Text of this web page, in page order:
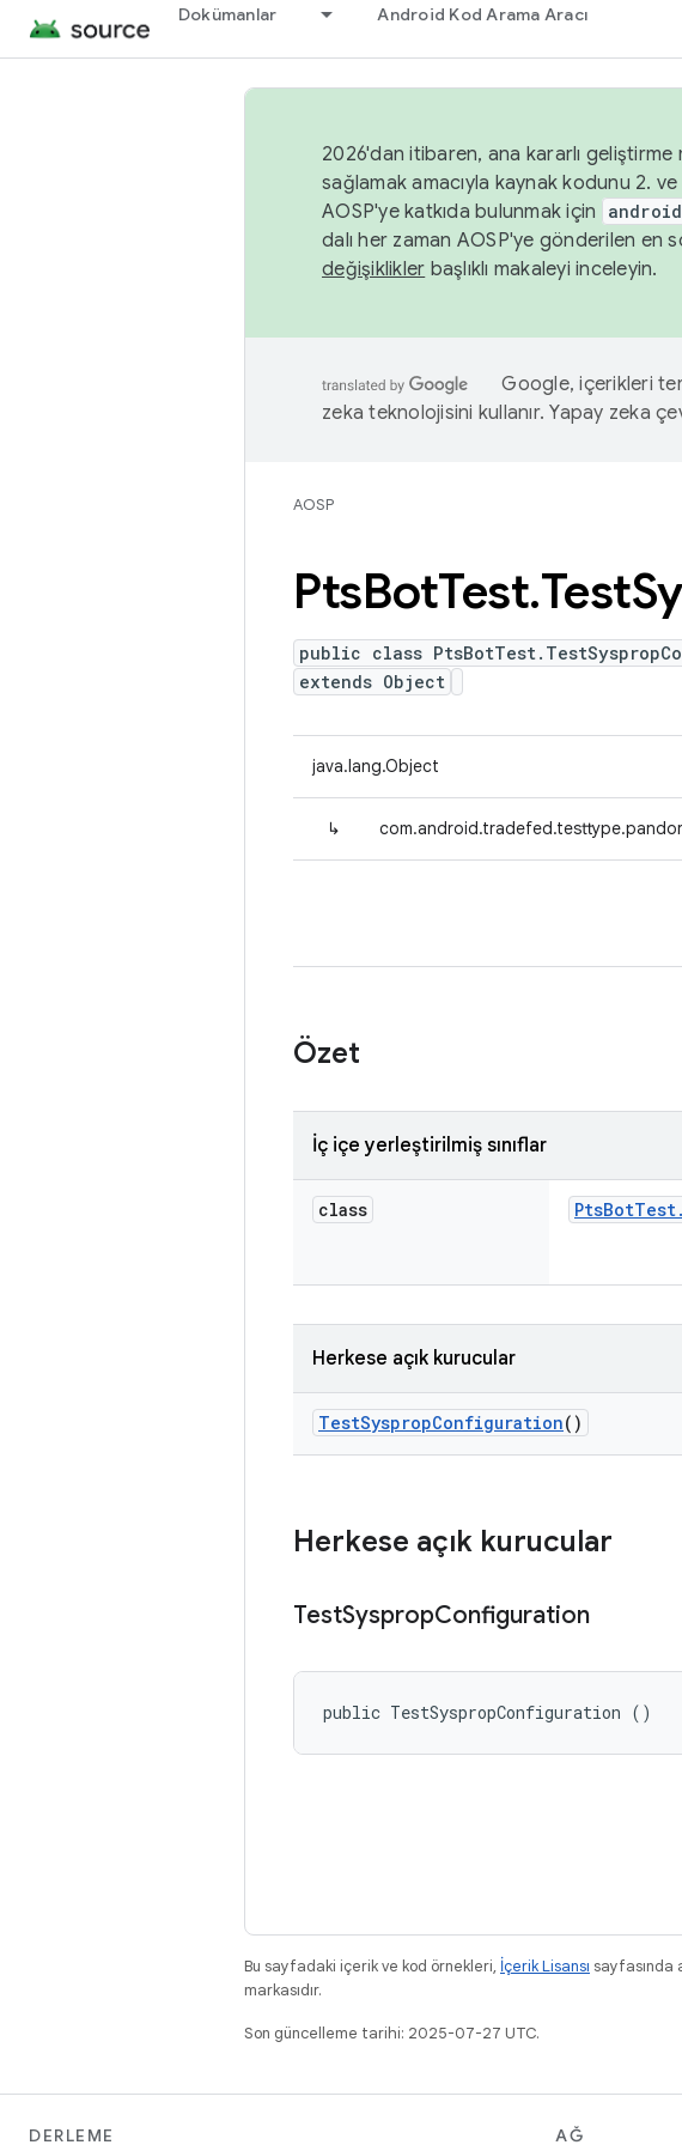
Dokümanlar Android Kod Arama Aracı
2026'dan itibaren, ana kararlı geliştirme
sağlamak amacıyla kaynak kodunu 2.
AOSP'ye katkıda bulunmak için
dalı her zaman AOSP'ye gönderilen en
değişiklikler başlıklı makaleyi inceleyin.
Google, içerikleri
zeka teknolojisini kullanır. Yapay zeka
AOSP
PtsBotTest.Test
public class
extends Object
java.lang.Object
↳
Özet
İç içe yerleştirilmiş sınıflar
class PtsBotTest.
Herkese açık kurucular
TestSyspropConfiguration()
Herkese açık kurucular
TestSyspropConfiguration
public TestSyspropConfiguration ()
Bu sayfadaki içerik ve kod örnekleri, İçerik Lisansı sayfasında
markasıdır.
Son güncelleme tarihi: 2025-07-27 UTC.
DERLEME AĞ